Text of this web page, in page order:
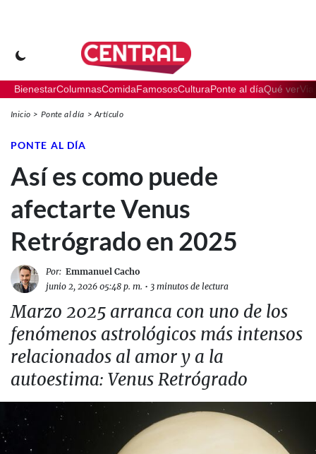
BienestarColumnasComidaFamososCulturaPonte al díaQué ver
Inicio Ponte al día Artículo
PONTE AL DÍA
Así es como puede
afectarte Venus
Retrógrado en 2025
Por: Emmanuel Cacho
junio 2, 2026 05:48 p. m. • 3 minutos de lectura
Marzo 2025 arranca con uno de los
fenómenos astrológicos más intensos
relacionados al amor y a la
autoestima: Venus Retrógrado